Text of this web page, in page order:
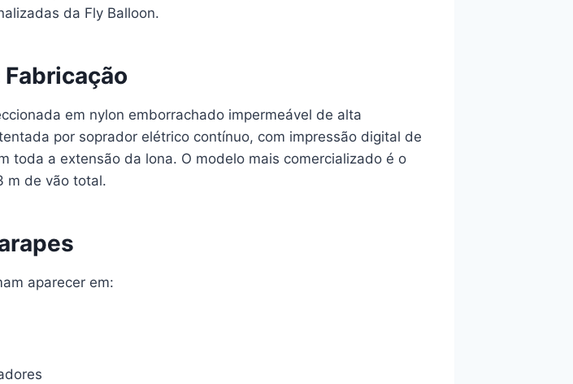
da Fly Balloon.
em nylon emborrachado impermeável de alta
por soprador elétrico contínuo, com impressão digital de
toda a extensão da lona. O modelo mais comercializado é o
m de vão total.
aparecer em: